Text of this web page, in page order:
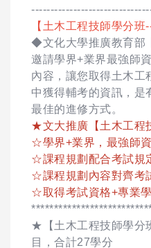
【土木工程技師學分班
◆文化大學推廣教育部
邀請學界+業界最強師
內容，讓您取得土木工
中獲得輔考的資訊，是
最佳的進修方式。
★文大推廣【土木工程
☆學界+業界，最強師資
☆課程規劃配合考試規
☆課程規劃內容對齊考
☆取得考試資格+專業
★【土木工程技師學分
目，合計27學分